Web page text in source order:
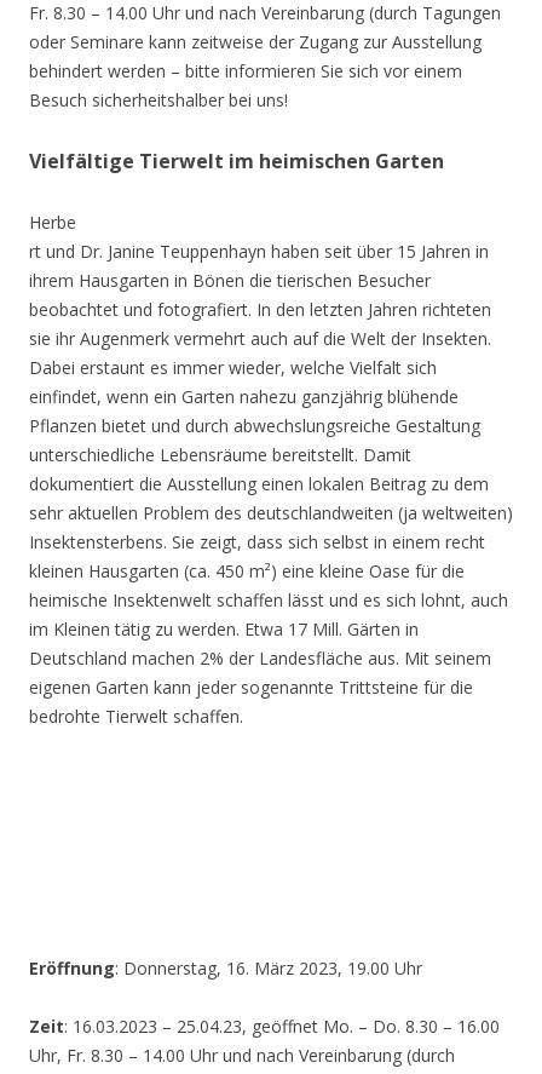
Fr. 8.30 – 14.00 Uhr und nach Vereinbarung (durch Tagungen
oder Seminare kann zeitweise der Zugang zur Ausstellung
behindert werden – bitte informieren Sie sich vor einem
Besuch sicherheitshalber bei uns!
Vielfältige Tierwelt im heimischen Garten
Herbe
rt und Dr. Janine Teuppenhayn haben seit über 15 Jahren in
ihrem Hausgarten in Bönen die tierischen Besucher
beobachtet und fotografiert. In den letzten Jahren richteten
sie ihr Augenmerk vermehrt auch auf die Welt der Insekten.
Dabei erstaunt es immer wieder, welche Vielfalt sich
einfindet, wenn ein Garten nahezu ganzjährig blühende
Pflanzen bietet und durch abwechslungsreiche Gestaltung
unterschiedliche Lebensräume bereitstellt. Damit
dokumentiert die Ausstellung einen lokalen Beitrag zu dem
sehr aktuellen Problem des deutschlandweiten (ja weltweiten)
Insektensterbens. Sie zeigt, dass sich selbst in einem recht
kleinen Hausgarten (ca. 450 m²) eine kleine Oase für die
heimische Insektenwelt schaffen lässt und es sich lohnt, auch
im Kleinen tätig zu werden. Etwa 17 Mill. Gärten in
Deutschland machen 2% der Landesfläche aus. Mit seinem
eigenen Garten kann jeder sogenannte Trittsteine für die
bedrohte Tierwelt schaffen.
Eröffnung: Donnerstag, 16. März 2023, 19.00 Uhr
Zeit: 16.03.2023 – 25.04.23, geöffnet Mo. – Do. 8.30 – 16.00
Uhr, Fr. 8.30 – 14.00 Uhr und nach Vereinbarung (durch